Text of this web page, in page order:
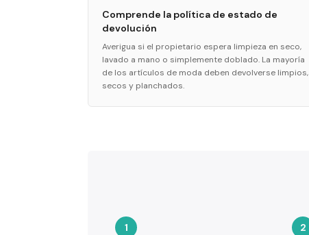
Comprende la política de estado de
devolución
Averigua si el propietario espera limpieza en seco,
lavado a mano o simplemente doblado. La mayoría
de los artículos de moda deben devolverse limpios,
secos y planchados.
1
2